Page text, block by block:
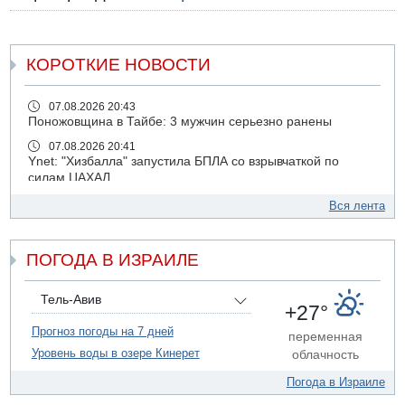
КОРОТКИЕ НОВОСТИ
07.08.2026 20:43
Поножовщина в Тайбе: 3 мужчин серьезно ранены
07.08.2026 20:41
Ynet: "Хизбалла" запустила БПЛА со взрывчаткой по
силам ЦАХАЛ
ДТП в Ашдоде: тяжело ранены двое маленьких детей
07.08.2026 19:14
Скончался водитель, врезавшийся в стену в
Иерусалиме
07.08.2026 17:57
Подозреваемый в домогательствах в хостеле - Гильбоа
Дахан
07.08.2026 17:55
коррупционных отношениях с Йоавом Элиаси
Вся лента
ПОГОДА В ИЗРАИЛЕ
Тель-Авив
Прогноз погоды на 7 дней
Уровень воды в озере Кинерет
+27°
переменная
облачность
Погода в Израиле